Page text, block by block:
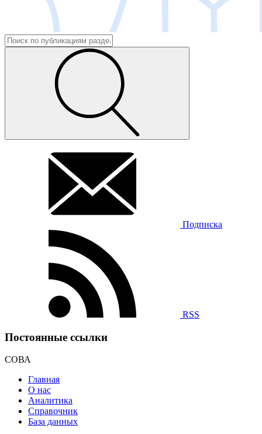
Подписка
RSS
Постоянные ссылки
СОВА
Главная
О нас
Аналитика
Справочник
База данных